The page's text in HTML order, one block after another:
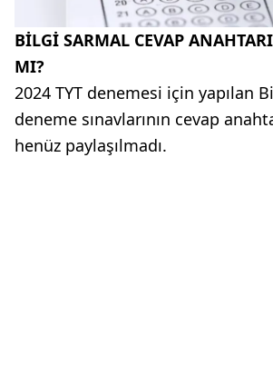
BİLGİ SARMAL CEVAP
MI?
2024 TYT denemesi için yapılan
deneme sınavlarının cevap
henüz paylaşılmadı.